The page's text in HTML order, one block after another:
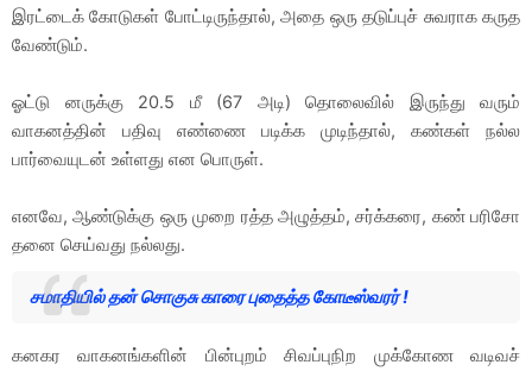
இரட்டைக் கோடுகள் போட்டிருந்தால், அதை ஒரு தடுப்புச் சுவராக கருத
வேண்டும்.
ஓட்டு னருக்கு 20.5 மீ (67 அடி) தொலைவில் இருந்து வரும்
வாகனத்தின் பதிவு எண்ணை படிக்க முடிந்தால், கண்கள் நல்ல
பார்வையுடன் உள்ளது என பொருள்.
எனவே, ஆண்டுக்கு ஒரு முறை ரத்த அழுத்தம், சர்க்கரை, கண் பரிசோ
தனை செய்வது நல்லது.
சமாதியில் தன் சொகுசு காரை புதைத்த கோடீஸ்வரர் !
கனகர வாகனங்களின் பின்புறம் சிவப்புநிற முக்கோண வடிவச்